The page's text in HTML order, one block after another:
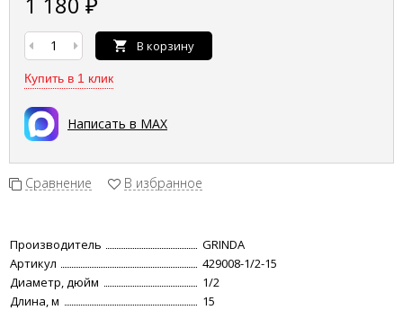
В корзину
Купить в 1 клик
Написать в MAX
Сравнение В избранное
Производитель
GRINDA
Артикул
429008-1/2-15
Диаметр, дюйм
1/2
Длина, м
15